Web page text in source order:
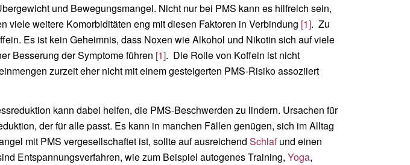
und Bewegungsmangel. Nicht nur bei PMS kann es hilfreich sein,
viele weitere Komorbiditäten eng mit diesen Faktoren in Verbindung [1]. Zu
Es ist kein Geheimnis, dass Noxen wie Alkohol und Nikotin sich auf viele
Besserung der Symptome führen [1]. Die Rolle von Koffein ist nicht
zurzeit eher nicht mit einem gesteigerten PMS-Risiko assoziiert
kann dabei helfen, die PMS-Beschwerden zu lindern. Ursachen für
der für alle passt. Es kann in manchen Fällen genügen, sich im Alltag
mit PMS vergesellschaftet ist, sollte auf ausreichendSchlafund einen
Entspannungsverfahren, wie zum Beispiel autogenes Training,Yoga,